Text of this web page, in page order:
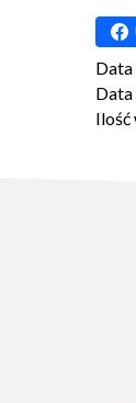
Data
Data
Ilość